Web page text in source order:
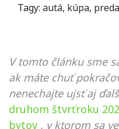
Tagy: autá, kúpa,
V tomto článku sme
ak máte chuť
nenechajte ujsť aj
druhom štvrťroku
bytov , v ktorom sa